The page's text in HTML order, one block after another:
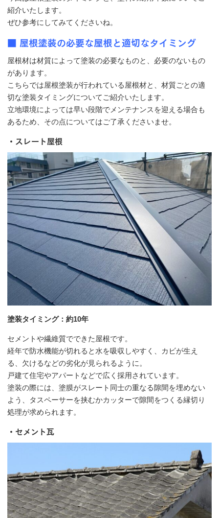
紹介いたします。
ぜひ参考にしてみてくださいね。
■ 屋根塗装の必要な屋根と適切なタイミング
屋根材は材質によって塗装の必要なものと、必要のないもの
があります。
こちらでは屋根塗装が行われている屋根材と、材質ごとの適
切な塗装タイミングについてご紹介いたします。
立地環境によっては早い段階でメンテナンスを迎える場合も
あるため、その点についてはご了承くださいませ。
・スレート屋根
塗装タイミング：約10年
セメントや繊維質でできた屋根です。
経年で防水機能が切れると水を吸収しやすく、カビが生え
る、欠けるなどの劣化が見られるように。
戸建て住宅やアパートなどで広く採用されています。
塗装の際には、塗膜がスレート同士の重なる隙間を埋めない
よう、タスペーサーを挟むかカッターで隙間をつくる縁切り
処理が求められます。
・セメント瓦